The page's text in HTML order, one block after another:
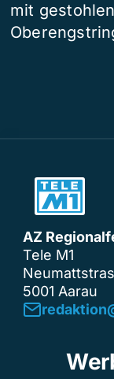
mit
AZ
Tele M1
5001 Aarau